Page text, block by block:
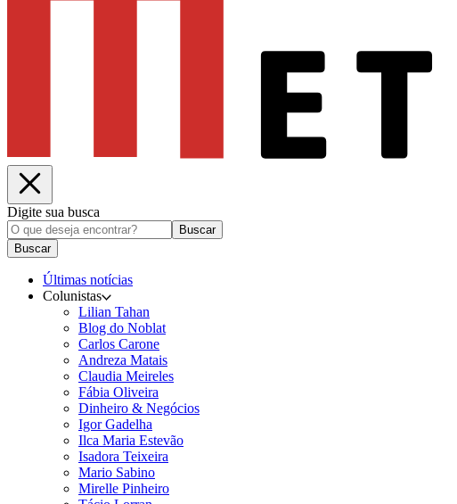
Digite sua busca
Buscar
Buscar
Últimas notícias
Colunistas
Lilian Tahan
Blog do Noblat
Carlos Carone
Andreza Matais
Claudia Meireles
Fábia Oliveira
Dinheiro & Negócios
Igor Gadelha
Ilca Maria Estevão
Isadora Teixeira
Mario Sabino
Mirelle Pinheiro